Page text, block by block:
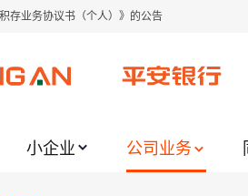
存业务协议书（个人）》的公告
金属业务风险提示的通知
防范的提示
小企业 公司业务